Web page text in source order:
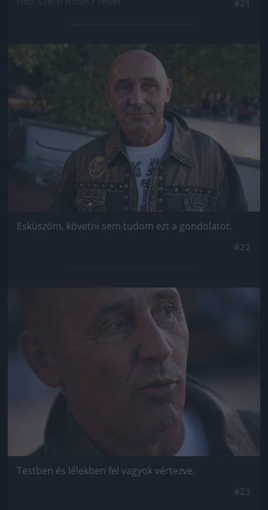
Jön még kép!
Esküszöm, követni sem tudom ezt a gondolatot.
Jön még kép!
Testben és lélekben fel vagyok vértezve.